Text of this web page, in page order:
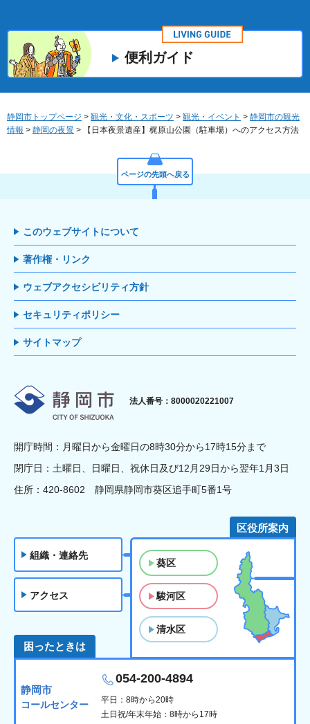
便利ガイド
静岡市トップページ > 観光・文化・スポーツ > 観光・イベント > 静岡市の観光
情報 > 静岡の夜景 > 【日本夜景遺産】梶原山公園（駐車場）へのアクセス方法
ページの先頭へ戻る
このウェブサイトについて
著作権・リンク
ウェブアクセシビリティ方針
セキュリティポリシー
サイトマップ
静岡市
法人番号：8000020221007
開庁時間：月曜日から金曜日の8時30分から17時15分まで
閉庁日：土曜日、日曜日、祝休日及び12月29日から翌年1月3日
住所：420-8602 静岡県静岡市葵区追手町5番1号
組織・連絡先
アクセス
区役所案内
葵区
駿河区
清水区
困ったときは
静岡市
コールセンター
054-200-4894
平日：8時から20時
土日祝/年末年始：8時から17時